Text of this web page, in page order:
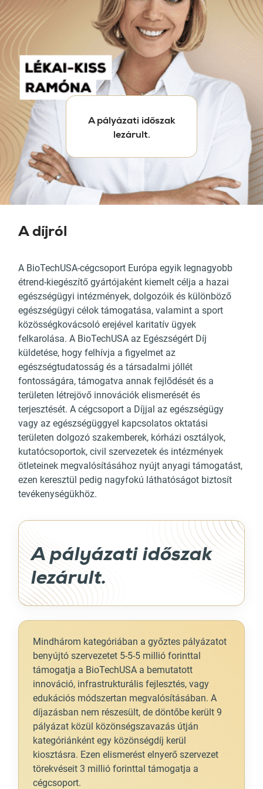
A pályázati időszak
lezárult.
A díjról
A BioTechUSA-cégcsoport Európa egyik legnagyobb
étrend-kiegészítő gyártójaként kiemelt célja a hazai
egészségügyi intézmények, dolgozóik és különböző
egészségügyi célok támogatása, valamint a sport
közösségkovácsoló erejével karitatív ügyek
felkarolása. A BioTechUSA az Egészségért Díj
küldetése, hogy felhívja a figyelmet az
egészségtudatosság és a társadalmi jóllét
fontosságára, támogatva annak fejlődését és a
területen létrejövő innovációk elismerését és
terjesztését. A cégcsoport a Díjjal az egészségügy
vagy az egészségüggyel kapcsolatos oktatási
területen dolgozó szakemberek, kórházi osztályok,
kutatócsoportok, civil szervezetek és intézmények
ötleteinek megvalósításához nyújt anyagi támogatást,
ezen keresztül pedig nagyfokú láthatóságot biztosít
tevékenységükhöz.
A pályázati időszak
lezárult.
Mindhárom kategóriában a győztes pályázatot
benyújtó szervezetet 5-5-5 millió forinttal
támogatja a BioTechUSA a bemutatott
innováció, infrastrukturális fejlesztés, vagy
edukációs módszertan megvalósításában. A
díjazásban nem részesült, de döntőbe került 9
pályázat közül közönségszavazás útján
kategóriánként egy közönségdíj kerül
kiosztásra. Ezen elismerést elnyerő szervezet
törekvéseit 3 millió forinttal támogatja a
cégcsoport.